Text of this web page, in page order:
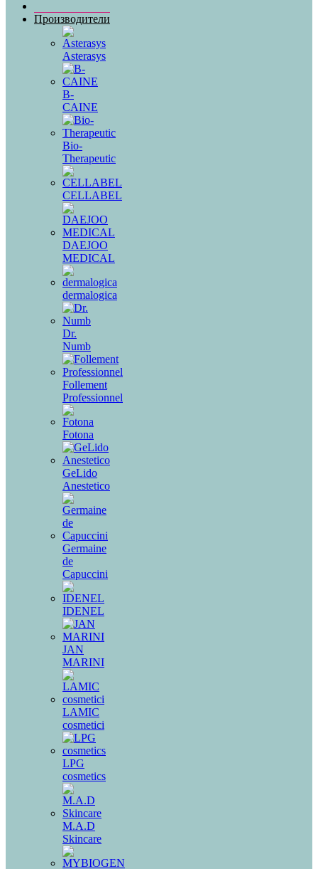
Производители
Asterasys
B-
CAINE
Bio-
Therapeutic
CELLABEL
DAEJOO
MEDICAL
dermalogica
Dr.
Numb
Follement
Professionnel
Fotona
GeLido
Anestetico
Germaine
de
Capuccini
IDENEL
JAN
MARINI
LAMIC
cosmetici
LPG
cosmetics
M.A.D
Skincare